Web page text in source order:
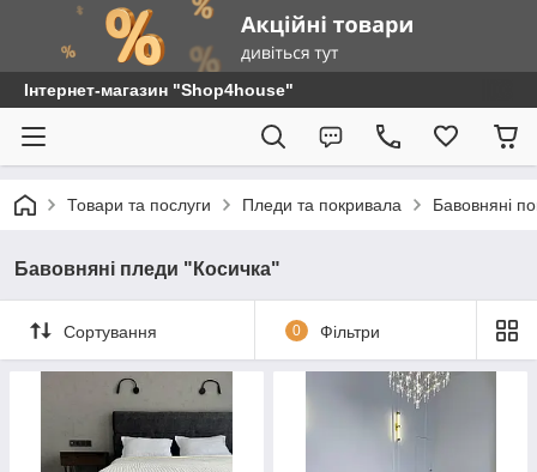
Інтернет-магазин "Shop4house"
Товари та послуги Пледи та покривала Бавовняні
Бавовняні пледи "Косичка"
Сортування 0 Фільтри